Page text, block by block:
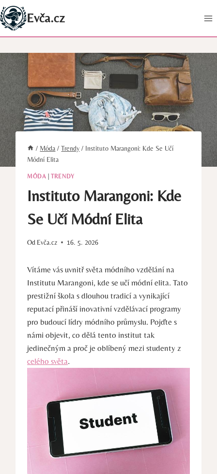
Přeskočit
na
obsah
Evča.cz
/ Móda / Trendy / Instituto Marangoni: Kde Se Učí
Módní Elita
MÓDA |TRENDY
Instituto Marangoni: Kde
Se Učí Módní Elita
Od Evča.cz 16. 5. 2026
Vítáme vás uvnitř světa ​módního vzdělání na
Institutu Marangoni, kde se učí módní elita. ‌Tato
prestižní škola s dlouhou tradicí a‍ vynikající
reputací ​přináší inovativní‍ vzdělávací programy
pro ‍budoucí lídry módního průmyslu. Pojďte s
‍námi objevit, co dělá tento⁣ institut‌ tak‌
jedinečným a proč je oblíbený mezi studenty z
celého světa.